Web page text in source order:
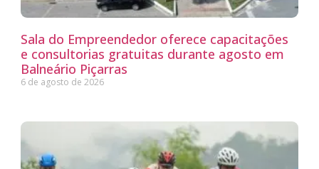
Sala do Empreendedor oferece capacitações
e consultorias gratuitas durante agosto em
Balneário Piçarras
6 de agosto de 2026